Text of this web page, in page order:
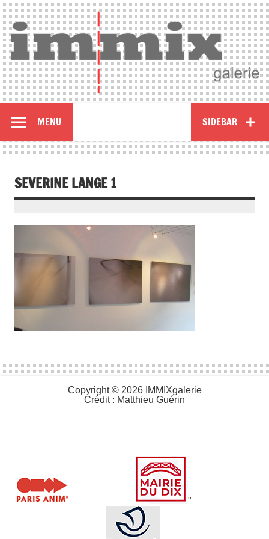
SIDEBAR
MENU
SEVERINE LANGE 1
Copyright © 2026 IMMIXgalerie
Crédit : Matthieu Guérin
"